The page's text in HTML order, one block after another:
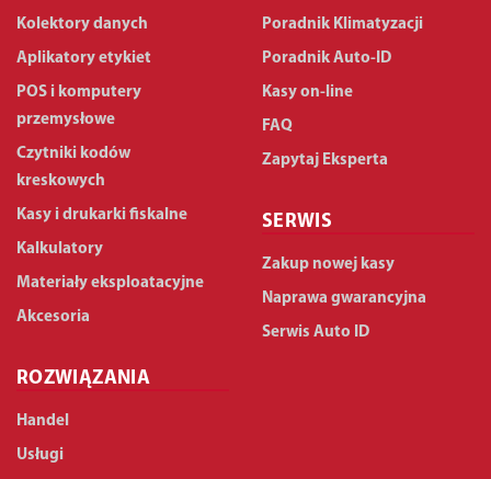
Kolektory danych
Aplikatory etykiet
POS i komputery
przemysłowe
Czytniki kodów
kreskowych
Kasy i drukarki fiskalne
Kalkulatory
Materiały eksploatacyjne
Akcesoria
ROZWIĄZANIA
Handel
Usługi
Poradnik Klimatyzacji
Poradnik Auto-ID
Kasy on-line
FAQ
Zapytaj Eksperta
SERWIS
Zakup nowej kasy
Naprawa gwarancyjna
Serwis Auto ID